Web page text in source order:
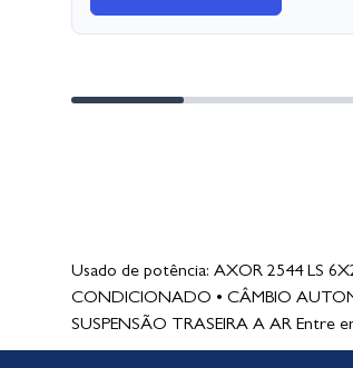
Usado de potência: AXOR 2544 LS
CONDICIONADO • CÂMBIO
SUSPENSÃO TRASEIRA A AR Entre